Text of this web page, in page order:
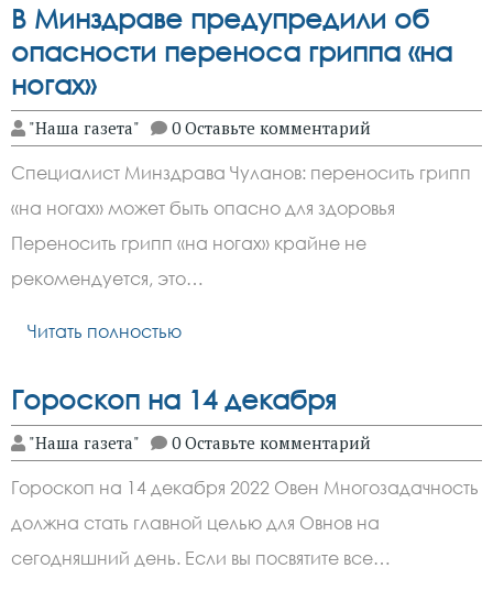
В Минздраве предупредили об
опасности переноса гриппа «на
ногах»
"Наша газета" 0 Оставьте комментарий
Специалист Минздрава Чуланов: переносить грипп
«на ногах» может быть опасно для здоровья
Переносить грипп «на ногах» крайне не
рекомендуется, это…
Читать полностью
Гороскоп на 14 декабря
"Наша газета" 0 Оставьте комментарий
Гороскоп на 14 декабря 2022 Овен Многозадачность
должна стать главной целью для Овнов на
сегодняшний день. Если вы посвятите все…